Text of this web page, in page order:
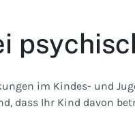
im Kindes- und
dass Ihr Kind davon